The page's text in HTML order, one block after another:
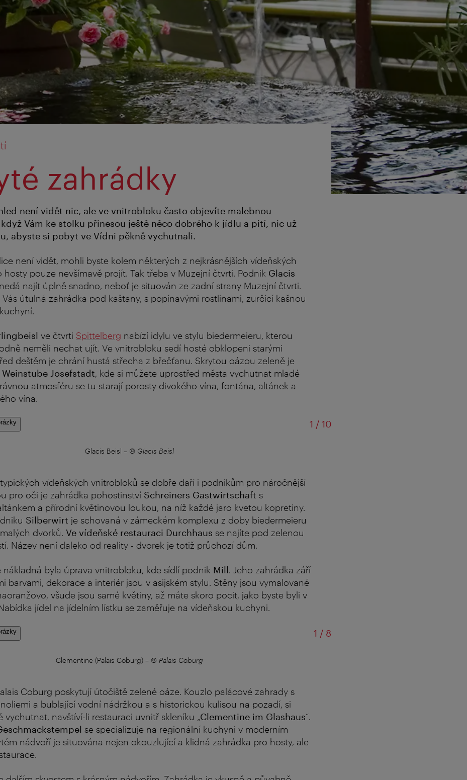
zahrádky
není vidět nic, ale ve vnitrobloku často objevíte malebnou
Vám ke stolku přinesou ještě něco dobrého k jídlu a pití, nic už
abyste si pobyt ve Vídni pěkně vychutnali.
není vidět, mohli byste kolem některých z nejkrásnějších vídeňských
hosty pouze nevšímavě projít. Tak třeba v Muzejní čtvrti. Podnik Glacis
najít úplně snadno, neboť je situován ze zadní strany Muzejní čtvrti.
útulná zahrádka pod kaštany, s popínavými rostlinami, zurčící kašnou
ve čtvrti Spittelberg nabízí idylu ve stylu biedermeieru, kterou
neměli nechat ujít. Ve vnitrobloku sedí hosté obklopeni starými
deštěm je chrání hustá střecha z břečťanu. Skrytou oázou zeleně je
Josefstadt, kde si můžete uprostřed města vychutnat mladé
atmosféru se tu starají porosty divokého vína, fontána, altánek a
vína.
1 /z10
Glacis Beisl – © Glacis Beisl
vídeňských vnitrobloků se dobře daří i podnikům pro náročnější
pro oči je zahrádka pohostinství Schreiners Gastwirtschaft s
a přírodní květinovou loukou, na níž každé jaro kvetou kopretiny.
Silberwirt je schovaná v zámeckém komplexu z doby biedermeieru
dvorků. Ve vídeňské restauraci Durchhaus se najíte pod zelenou
Název není daleko od reality - dvorek je totiž průchozí dům.
nákladná byla úprava vnitrobloku, kde sídlí podnik Mill. Jeho zahrádka září
barvami, dekorace a interiér jsou v asijském stylu. Stěny jsou vymalované
všude jsou samé květiny, až máte skoro pocit, jako byste byli v
jídel na jídelním lístku se zaměřuje na vídeňskou kuchyni.
1 /z8
Clementine (Palais Coburg)– © Palais Coburg
Coburg poskytují útočiště zelené oáze. Kouzlo palácové zahrady s
a bublající vodní nádržkou a s historickou kulisou na pozadí, si
vychutnat, navštíví-li restauraci uvnitř skleníku „Clementine im Glashaus“.
se specializuje na regionální kuchyni v moderním
nádvoří je situována nejen okouzlující a klidná zahrádka pro hosty, ale